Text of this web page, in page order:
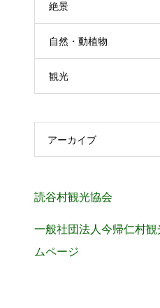
絶景
自然・動植物
観光
アーカイブ
読谷村観光協会
一般社団法人今帰仁村
ムページ